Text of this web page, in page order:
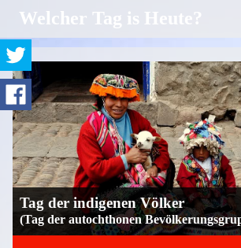
Welcher Tag is Heute?
Tag der indigenen Völker
(Tag der autochthonen